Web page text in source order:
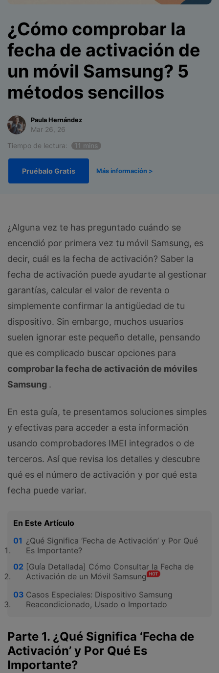
Reparación de Móviles
Protección del Móvil
Encuentra Más Soluciones
Iniciar sesión
¿Cómo comprobar la
fecha de activación de
un móvil Samsung? 5
métodos sencillos
Paula Hernández
Mar 26, 26
Tiempo de lectura:
11 mins
Pruébalo Gratis Más información >
¿Alguna vez te has preguntado cuándo se
encendió por primera vez tu móvil Samsung, es
decir, cuál es la fecha de activación? Saber la
fecha de activación puede ayudarte al gestionar
garantías, calcular el valor de reventa o
simplemente confirmar la antigüedad de tu
dispositivo. Sin embargo, muchos usuarios
suelen ignorar este pequeño detalle, pensando
que es complicado buscar opciones para
comprobar la fecha de activación de móviles
Samsung .
En esta guía, te presentamos soluciones simples
y efectivas para acceder a esta información
usando comprobadores IMEI integrados o de
terceros. Así que revisa los detalles y descubre
qué es el número de activación y por qué esta
fecha puede variar.
En Este Artículo
¿Qué Significa ‘Fecha de Activación’ y Por Qué
Es Importante?
[Guía Detallada] Cómo Consultar la Fecha de
Activación de un Móvil Samsung
Casos Especiales: Dispositivo Samsung
Reacondicionado, Usado o Importado
Parte 1. ¿Qué Significa ‘Fecha de
Activación’ y Por Qué Es
Importante?